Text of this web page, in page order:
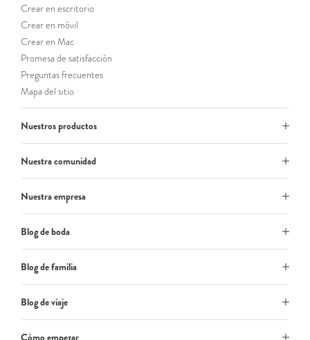
Crear en escritorio
Crear en móvil
Crear en Mac
Promesa de satisfacción
Preguntas frecuentes
Mapa del sitio
Nuestros productos
Nuestra comunidad
Nuestra empresa
Blog de boda
Blog de familia
Blog de viaje